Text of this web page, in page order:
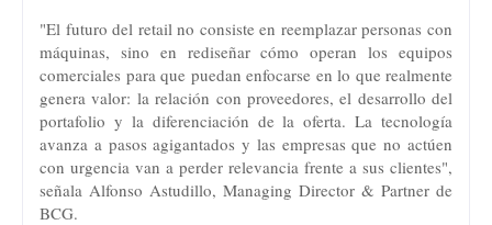
"El futuro del retail no consiste en reemplazar personas con
máquinas, sino en rediseñar cómo operan los equipos
comerciales para que puedan enfocarse en lo que realmente
genera valor: la relación con proveedores, el desarrollo del
portafolio y la diferenciación de la oferta. La tecnología
avanza a pasos agigantados y las empresas que no actúen
con urgencia van a perder relevancia frente a sus clientes",
señala Alfonso Astudillo, Managing Director & Partner de
BCG.